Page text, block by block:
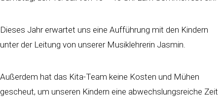
Dieses Jahr erwartet uns eine Aufführung mit den Kindern
unter der Leitung von unserer Musiklehrerin Jasmin.
Außerdem hat das Kita-Team keine Kosten und Mühen
gescheut, um unseren Kindern eine abwechslungsreiche Zeit